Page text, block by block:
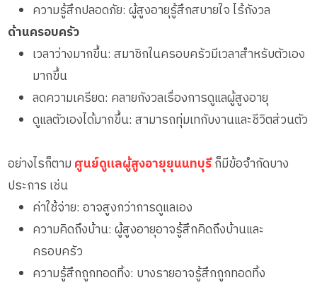
ความรู้สึกปลอดภัย: ผู้สูงอายุรู้สึกสบายใจ ไร้กังวล
ด้านครอบครัว
เวลาว่างมากขึ้น: สมาชิกในครอบครัวมีเวลาสำหรับตัวเอง
มากขึ้น
ลดความเครียด: คลายกังวลเรื่องการดูแลผู้สูงอายุ
ดูแลตัวเองได้มากขึ้น: สามารถทุ่มเทกับงานและชีวิตส่วนตัว
อย่างไรก็ตาม ศูนย์ดูแลผู้สูงอายุยุนนทบุรีก็มีข้อจำกัดบาง
ประการ เช่น
ค่าใช้จ่าย: อาจสูงกว่าการดูแลเอง
ความคิดถึงบ้าน: ผู้สูงอายุอาจรู้สึกคิดถึงบ้านและ
ครอบครัว
ความรู้สึกถูกทอดทิ้ง: บางรายอาจรู้สึกถูกทอดทิ้ง